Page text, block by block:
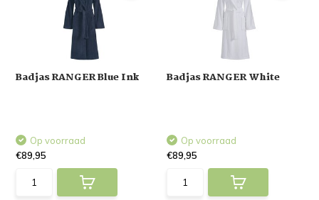
Badjas RANGER Blue Ink
Op voorraad
€89,95
Badjas RANGER White
Op voorraad
€89,95